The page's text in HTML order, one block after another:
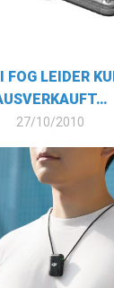
FOG LEIDER
27/10/2010